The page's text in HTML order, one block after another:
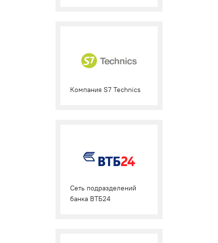
Компания S7 Technics
Cеть подразделений
банка ВТБ24